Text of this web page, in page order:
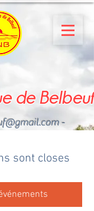
de Belbeuf
-
sont closes